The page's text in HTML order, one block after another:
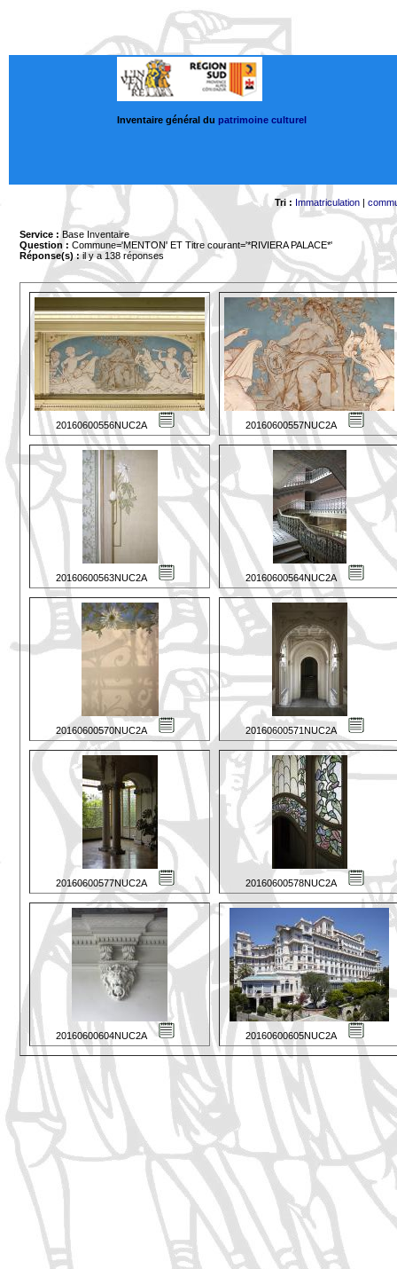
Inventaire général du patrimoine culturel
Tri : Immatriculation|
Service : Base Inventaire
Question : Commune='MENTON' ET Titre courant='*RIVIERA PALACE*'
Réponse(s) :il y a 138 réponses
20160600556NUC2A 20160600557NUC2A
20160600563NUC2A 20160600564NUC2A
20160600570NUC2A 20160600571NUC2A
20160600577NUC2A 20160600578NUC2A
20160600604NUC2A 20160600605NUC2A